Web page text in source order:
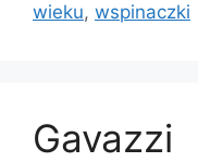
wieku, wspinaczki
Gavazzi